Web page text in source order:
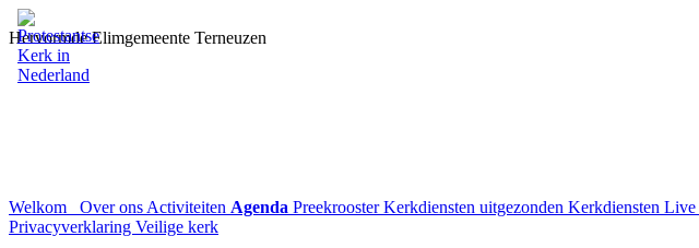
Hervormde Elimgemeente Terneuzen
Welkom Over ons Activiteiten Agenda PreekroosterKerkdiensten uitgezonden Kerkdiensten Live
Privacyverklaring Veilige kerk